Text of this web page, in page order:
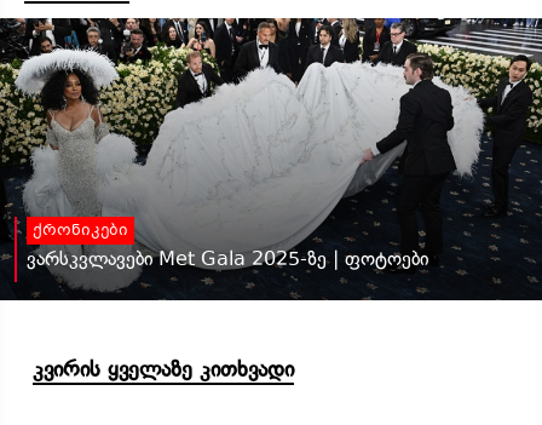
ქრონიკები
ვარსკვლავები Met Gala 2025-ზე | ფოტოები
კვირის ყველაზე კითხვადი